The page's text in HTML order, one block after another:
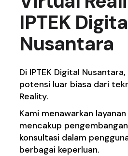
IPTEK
Nusantara
Di IPTEK Digital
potensi luar biasa dari
Reality.
Kami menawarkan
mencakup
konsultasi dalam
berbagai keperluan.